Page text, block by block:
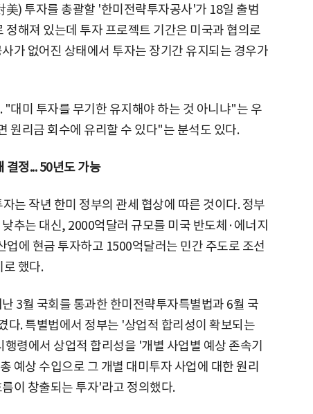
) 투자를 총괄할 '한미전략투자공사'가 18일 출범
정해져 있는데 투자 프로젝트 기간은 미국과 협의로
가 없어진 상태에서 투자는 장기간 유지되는 경우가
"대미 투자를 무기한 유지해야 하는 것 아니냐"는 우
원리금 회수에 유리할 수 있다"는 분석도 있다.
정... 50년도 가능
는 작년 한미 정부의 관세 협상에 따른 것이다. 정부
추는 대신, 2000억달러 규모를 미국 반도체·에너지
업에 현금 투자하고 1500억달러는 민간 주도로 조선
했다.
3월 국회를 통과한 한미전략투자특별법과 6월 국
다. 특별법에서 정부는 '상업적 합리성이 확보되는
령에서 상업적 합리성을 '개별 사업별 예상 존속기
예상 수입으로 그 개별 대미투자 사업에 대한 원리
이 창출되는 투자'라고 정의했다.